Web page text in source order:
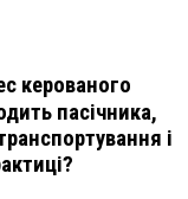
керованого
пасічника,
і